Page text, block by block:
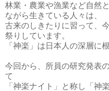
林業・農業や漁業など自然
ながら生きている人々は、
古来のしきたりに習って、
祭りしています。
「神楽」は日本人の深層に
今回から、所員の研究発表
て
「神楽ナイト」と称し「神